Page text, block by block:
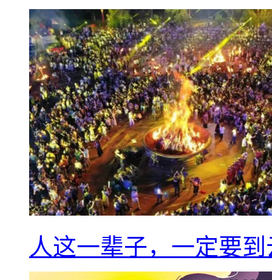
人这一辈子，一定要